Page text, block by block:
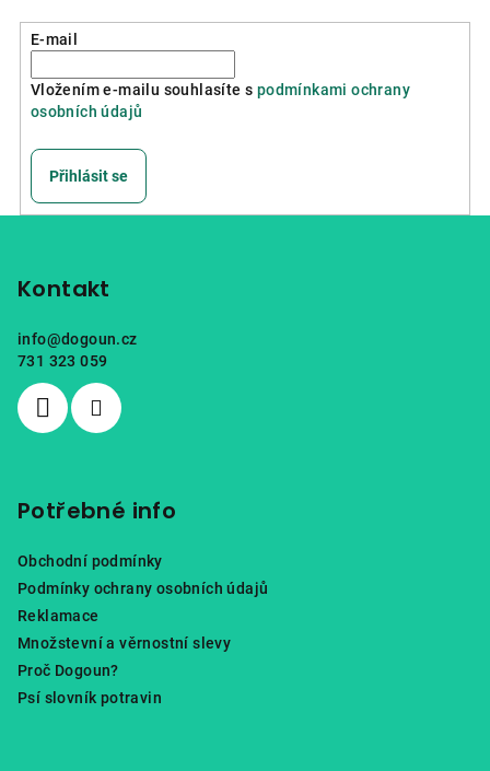
E-mail
Vložením e-mailu souhlasíte s podmínkami ochrany
osobních údajů
Přihlásit se
Kontakt
info@dogoun.cz
731 323 059
Potřebné info
Obchodní podmínky
Podmínky ochrany osobních údajů
Reklamace
Množstevní a věrnostní slevy
Proč Dogoun?
Psí slovník potravin